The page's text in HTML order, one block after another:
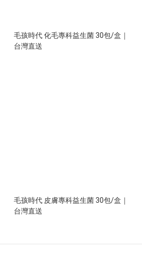
毛孩時代 化毛專科益生菌 30包/盒｜
台灣直送
毛孩時代 皮膚專科益生菌 30包/盒｜
台灣直送